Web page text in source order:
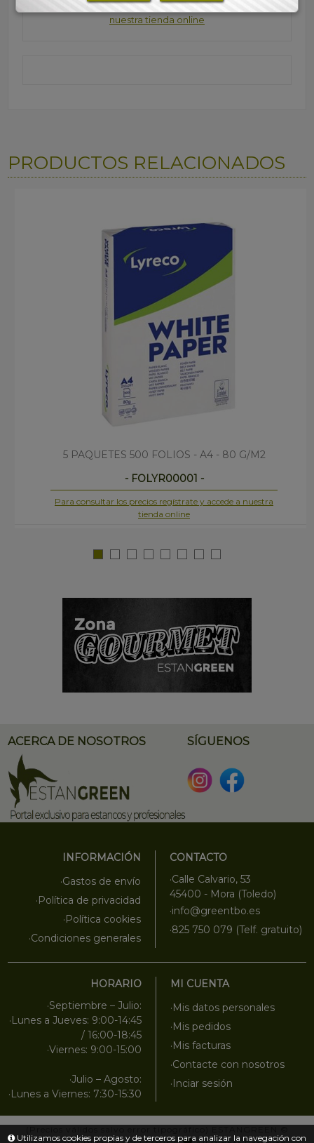
Para consultar los precios regístrate y accede a
nuestra tienda online
PRODUCTOS RELACIONADOS
5 PAQUETES 500 FOLIOS - A4 - 80 G/M2
- FOLYR00001 -
Para consultar los precios regístrate y accede a nuestra
tienda online
ACERCA DE NOSOTROS SÍGUENOS
INFORMACIÓN
·Gastos de envío
·Política de privacidad
·Política cookies
·Condiciones generales
CONTACTO
·Calle Calvario, 53
45400 - Mora (Toledo)
·info@greentbo.es
·825 750 079 (Telf. gratuito)
HORARIO
·Septiembre – Julio:
·Lunes a Jueves: 9:00-14:45
/ 16:00-18:45
·Viernes: 9:00-15:00
·Julio – Agosto:
·Lunes a Viernes: 7:30-15:30
MI CUENTA
·Mis datos personales
·Mis pedidos
·Mis facturas
·Contacte con nosotros
·Inciar sesión
Utilizamos cookies propias y de terceros para analizar la navegación con